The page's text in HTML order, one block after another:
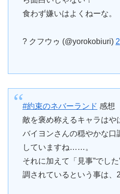
食わず嫌いはよくねーな。
? クフウゥ (@yorokobiuri)
#約束のネバーランド 感想
敵を褒め称えるキャラはや
バイヨンさんの穏やかな口
していますね……。
それに加えて「見事”でし
調されているという事は